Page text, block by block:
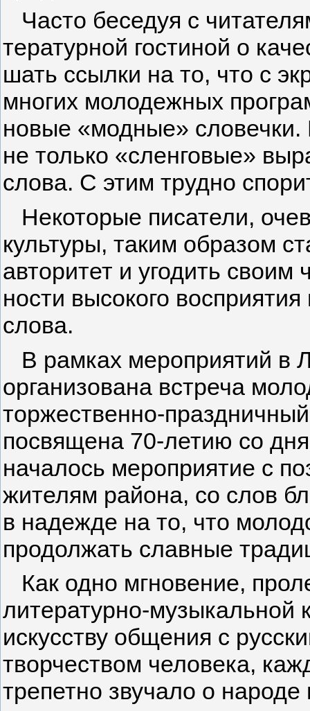
Часто беседуя с
тературной гостиной о
шать ссылки на то, что с
многих молодежных
новые «модные» словечки.
не только «сленговые»
слова. С этим трудно
Некоторые писатели,
культуры, таким образом
авторитет и угодить
ности высокого
слова.
В рамках мероприятий в
организована встреча
торжественно-
посвящена 70-летию со
началось мероприятие с
жителям райо­на, со слов
в надежде на то, что
продолжать славные
Как одно мгновение,
литературно-музыкальной
искусству общения с
творчеством челове­ка,
трепетно звучало о